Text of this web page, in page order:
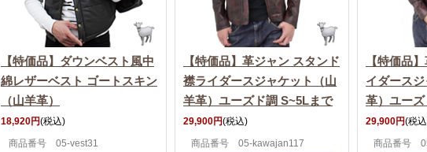
【特価品】ダウンベスト風中
綿レザーベスト ゴートスキン
（山羊革）
18,920円(税込)
商品番号 05-vest31
【特価品】革ジャン スタンド
襟ライダースジャケット（山
羊革）ユーズド調 S~5Lまで
29,900円(税込)
商品番号 05-kawajan117
【特価品
イダース
革）ユー
29,900円(税
商品番号